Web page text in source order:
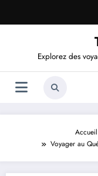
contenu
Explorez des
Accueil
Voyager au